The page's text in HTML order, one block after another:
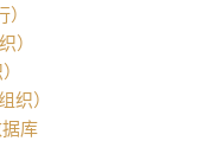
）
织）
库